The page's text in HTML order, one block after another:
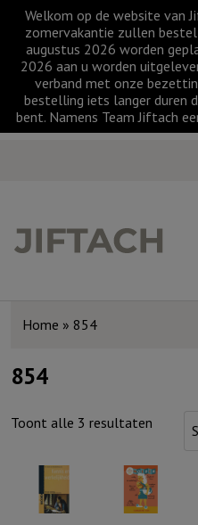
Welkom op de website van
zomervakantie zullen
augustus 2026 worden
2026 aan u worden
verband met onze
bestelling iets langer duren
bent. Namens Team Jiftach
Home » 854
854
Toont alle 3 resultaten
nieuwste